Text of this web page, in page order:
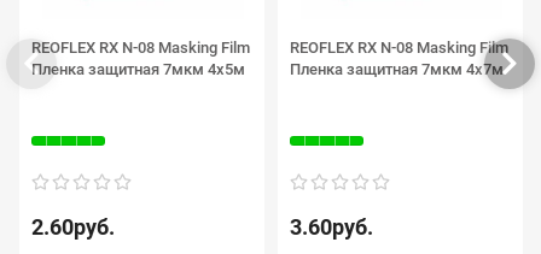
REOFLEX RX N-08 Masking Film
Пленка защитная 7мкм 4х5м
2.60руб.
REOFLEX RX N-08 Masking Film
Пленка защитная 7мкм 4х7м
3.60руб.